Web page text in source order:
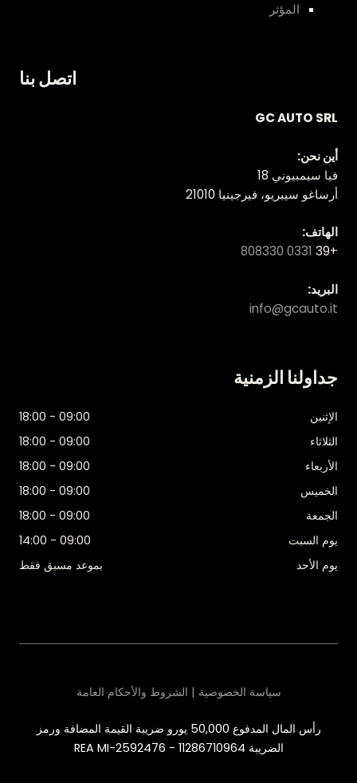
المؤثر
اتصل بنا
GC AUTO SRL
أين نحن:
فيا سيمبيوني 18
أرساغو سيبريو، فيرجينيا 21010
الهاتف:
+39
0331 808330
البريد:
info@gcauto.it
جداولنا الزمنية
الإثنين
09:00 - 18:00
الثلاثاء
09:00 - 18:00
الأربعاء
09:00 - 18:00
الخميس
09:00 - 18:00
الجمعة
09:00 - 18:00
يوم السبت
09:00 - 14:00
يوم الأحد
بموعد مسبق فقط
رأس المال المدفوع 50,000 يورو ضريبة القيمة المضافة ورمز
الضريبة 11286710964 - REA MI-2592476
سياسة الخصوصية | الشروط والأحكام العامة